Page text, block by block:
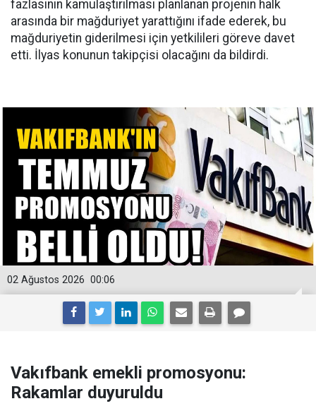
fazlasının kamulaştırılması planlanan projenin halk
arasında bir mağduriyet yarattığını ifade ederek, bu
mağduriyetin giderilmesi için yetkilileri göreve davet
etti. İlyas konunun takipçisi olacağını da bildirdi.
00:06
02 Ağustos 2026
Vakıfbank emekli promosyonu:
Rakamlar duyuruldu